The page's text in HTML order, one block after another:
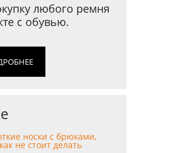
любого ремня
с обувью.
носки с брюками,
не стоит делать